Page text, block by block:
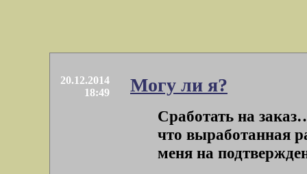
20.12.2014
18:49
Могу ли я?
Сработать на
что выработанная
меня на